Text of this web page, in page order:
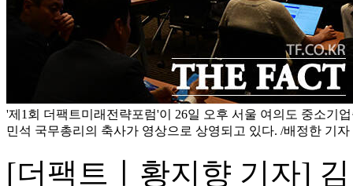
'제1회 더팩트미래전략포럼'이 26일 오후 서울 여의도 중소기
민석 국무총리의 축사가 영상으로 상영되고 있다. /배정한 기자
[더팩트ㅣ황지향 기자]